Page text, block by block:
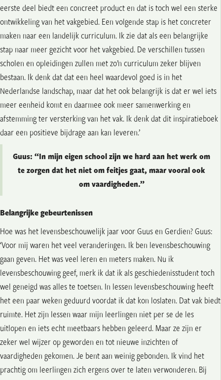
eerste deel biedt een concreet product en dat is toch wel een sterke
ontwikkeling van het vakgebied. Een volgende stap is het concreter
maken naar een landelijk curriculum. Ik zie dat als een belangrijke
stap naar meer gezicht voor het vakgebied. De verschillen tussen
scholen en opleidingen zullen met zo’n curriculum zeker blijven
bestaan. Ik denk dat dat een heel waardevol goed is in het
Nederlandse landschap, maar dat het ook belangrijk is dat er wel iets
meer eenheid komt en daarmee ook meer samenwerking en
afstemming ter versterking van het vak. Ik denk dat dit inspiratieboek
daar een positieve bijdrage aan kan leveren.’
Guus: “In mijn eigen school zijn we hard aan het werk om
te zorgen dat het niet om feitjes gaat, maar vooral ook
om vaardigheden.”
Belangrijke gebeurtenissen
Hoe was het levensbeschouwelijk jaar voor Guus en Gerdien? Guus:
‘Voor mij waren het veel veranderingen. Ik ben levensbeschouwing
gaan geven. Het was veel leren en meters maken. Nu ik
levensbeschouwing geef, merk ik dat ik als geschiedenisstudent toch
wel geneigd was alles te toetsen. In lessen levensbeschouwing heeft
het een paar weken geduurd voordat ik dat kon loslaten. Dat vak biedt
ruimte. Het zijn lessen waar mijn leerlingen niet per se de les
uitlopen en iets echt meetbaars hebben geleerd. Maar ze zijn er
zeker wel wijzer op geworden en tot nieuwe inzichten of
vaardigheden gekomen. Je bent aan weinig gebonden. Ik vind het
prachtig om leerlingen zich ergens over te laten verwonderen. Bij